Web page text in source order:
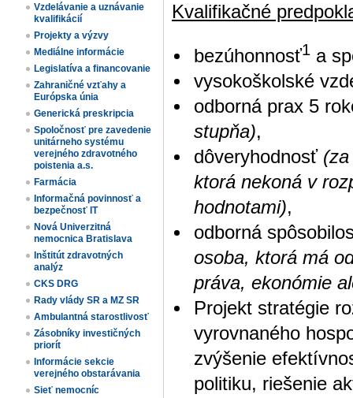
Vzdelávanie a uznávanie
kvalifikácií
Projekty a výzvy
Mediálne informácie
Legislatíva a financovanie
Zahraničné vzťahy a
Európska únia
Generická preskripcia
Spoločnosť pre zavedenie
unitárneho systému
verejného zdravotného
poistenia a.s.
Farmácia
Informačná povinnosť a
bezpečnosť IT
Nová Univerzitná
nemocnica Bratislava
Inštitút zdravotných
analýz
CKS DRG
Rady vlády SR a MZ SR
Ambulantná starostlivosť
Zásobníky investičných
priorít
Informácie sekcie
verejného obstarávania
Sieť nemocníc
Kvalifikačné
bezúhonnosť1a
vysokoškolské
odborná prax 5
stupňa),
dôveryhodnosť
ktorá nekoná v
hodnotami),
odborná
osoba, ktorá má
práva, ekonómie
Projekt stratégie
vyrovnaného
zvýšenie
politiku, riešenie